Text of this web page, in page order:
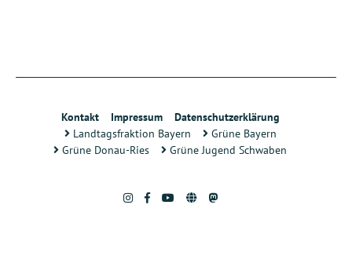
Kontakt Impressum
Datenschutzerklärung
Landtagsfraktion Bayern
Grüne Bayern
Grüne Donau-Ries
Grüne Jugend Schwaben